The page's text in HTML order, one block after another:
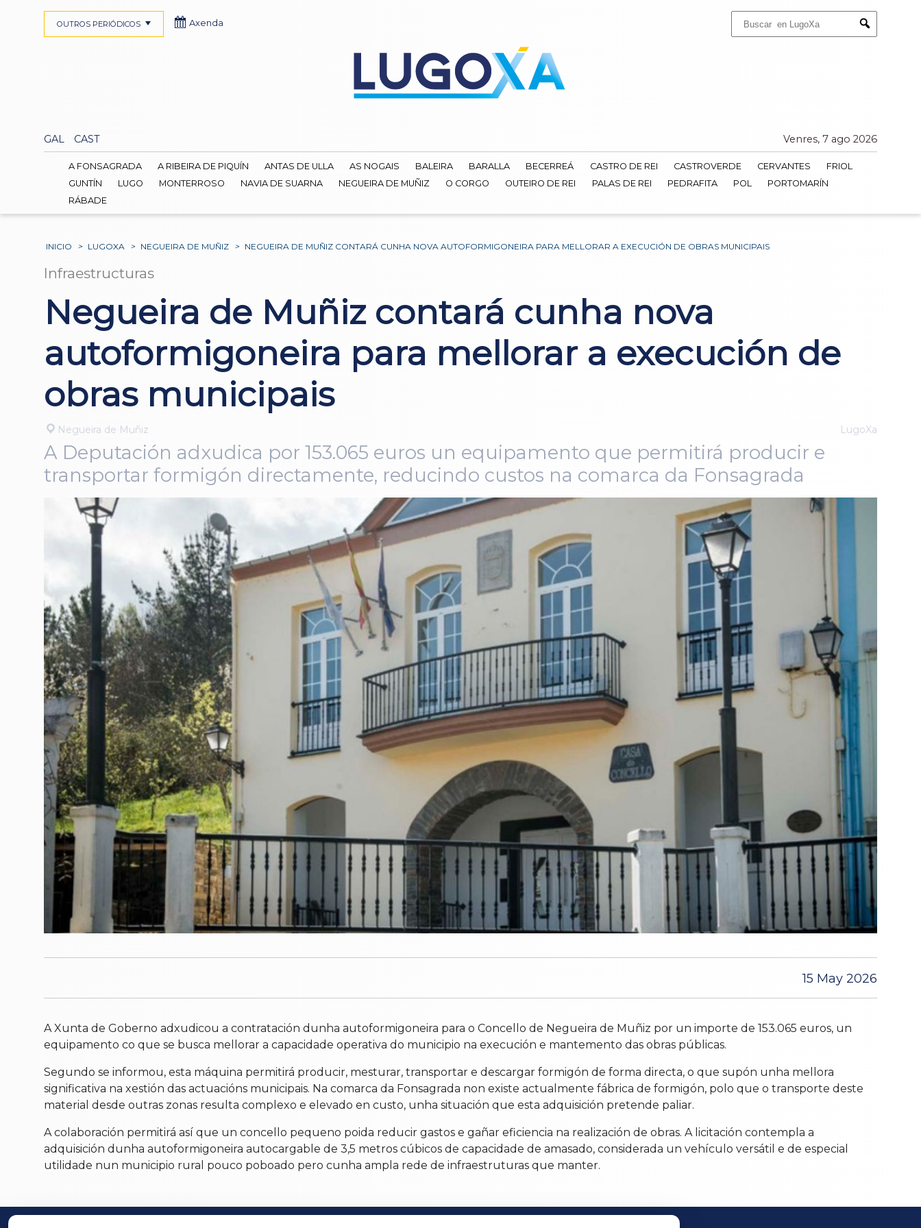
Submit
GAL CAST Venres, 7 ago 2026
OUTROS PERIÓDICOS Axenda
A FONSAGRADA A RIBEIRA DE PIQUÍN ANTAS DE ULLA AS NOGAIS BALEIRA BARALLA BECERREÁ CASTRO DE REI CASTROVERDE CERVANTES
FRIOL
GUNTÍN
LUGO MONTERROSO NAVIA DE SUARNA NEGUEIRA DE MUÑIZ O CORGO OUTEIRO DE REI PALAS DE REI PEDRAFITA POL
PORTOMARÍN
RÁBADE
INICIO > LUGOXA > NEGUEIRA DE MUÑIZ > NEGUEIRA DE MUÑIZ CONTARÁ CUNHA NOVA AUTOFORMIGONEIRA PARA MELLORAR A EXECUCIÓN DE OBRAS MUNICIPAIS
Infraestructuras
Negueira de Muñiz contará cunha nova
autoformigoneira para mellorar a execución de
obras municipais
Negueira de Muñiz LugoXa
A Deputación adxudica por 153.065 euros un equipamento que permitirá producir e
transportar formigón directamente, reducindo custos na comarca da Fonsagrada
15 May 2026
A Xunta de Goberno adxudicou a contratación dunha autoformigoneira para o Concello de Negueira de Muñiz por un importe de 153.065 euros, un
equipamento co que se busca mellorar a capacidade operativa do municipio na execución e mantemento das obras públicas.
Segundo se informou, esta máquina permitirá producir, mesturar, transportar e descargar formigón de forma directa, o que supón unha mellora
significativa na xestión das actuacións municipais. Na comarca da Fonsagrada non existe actualmente fábrica de formigón, polo que o transporte deste
material desde outras zonas resulta complexo e elevado en custo, unha situación que esta adquisición pretende paliar.
A colaboración permitirá así que un concello pequeno poida reducir gastos e gañar eficiencia na realización de obras. A licitación contempla a
adquisición dunha autoformigoneira autocargable de 3,5 metros cúbicos de capacidade de amasado, considerada un vehículo versátil e de especial
utilidade nun municipio rural pouco poboado pero cunha ampla rede de infraestruturas que manter.